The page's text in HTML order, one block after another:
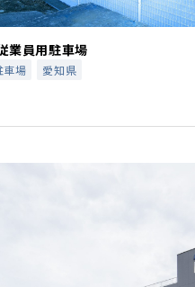
業員用駐車場
車場 愛知県